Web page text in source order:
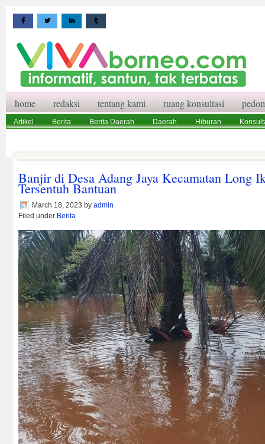
home redaksi tentang kami ruang konsultasi
Artikel Berita Berita Daerah Daerah Hiburan
Banjir di Desa Adang Jaya Kecamatan Long
Tersentuh Bantuan
March 18, 2023 by admin
Filed under Berita